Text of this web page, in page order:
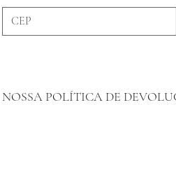
NOSSA POLÍTICA DE